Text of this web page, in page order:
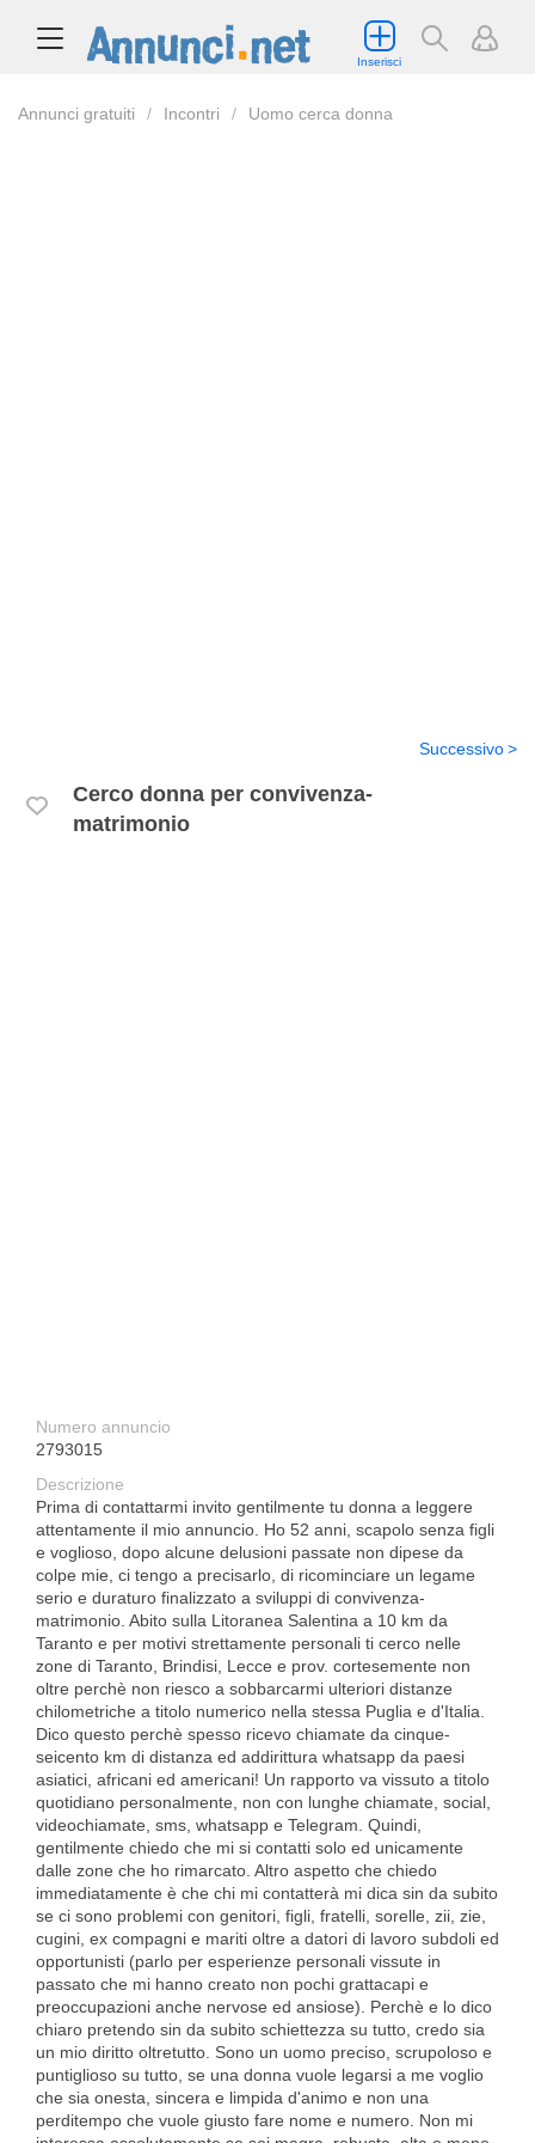
Inserisci
Annunci gratuiti Incontri Uomo cerca donna
Cerco donna per convivenza-
matrimonio
Successivo
Numero annuncio
2793015
Descrizione
Prima di contattarmi invito gentilmente tu donna a leggere
attentamente il mio annuncio. Ho 52 anni, scapolo senza figli
e voglioso, dopo alcune delusioni passate non dipese da
colpe mie, ci tengo a precisarlo, di ricominciare un legame
serio e duraturo finalizzato a sviluppi di convivenza-
matrimonio. Abito sulla Litoranea Salentina a 10 km da
Taranto e per motivi strettamente personali ti cerco nelle
zone di Taranto, Brindisi, Lecce e prov. cortesemente non
oltre perchè non riesco a sobbarcarmi ulteriori distanze
chilometriche a titolo numerico nella stessa Puglia e d'Italia.
Dico questo perchè spesso ricevo chiamate da cinque-
seicento km di distanza ed addirittura whatsapp da paesi
asiatici, africani ed americani! Un rapporto va vissuto a titolo
quotidiano personalmente, non con lunghe chiamate, social,
videochiamate, sms, whatsapp e Telegram. Quindi,
gentilmente chiedo che mi si contatti solo ed unicamente
dalle zone che ho rimarcato. Altro aspetto che chiedo
immediatamente è che chi mi contatterà mi dica sin da subito
se ci sono problemi con genitori, figli, fratelli, sorelle, zii, zie,
cugini, ex compagni e mariti oltre a datori di lavoro subdoli ed
opportunisti (parlo per esperienze personali vissute in
passato che mi hanno creato non pochi grattacapi e
preoccupazioni anche nervose ed ansiose). Perchè e lo dico
chiaro pretendo sin da subito schiettezza su tutto, credo sia
un mio diritto oltretutto. Sono un uomo preciso, scrupoloso e
puntiglioso su tutto, se una donna vuole legarsi a me voglio
che sia onesta, sincera e limpida d'animo e non una
perditempo che vuole giusto fare nome e numero. Non mi